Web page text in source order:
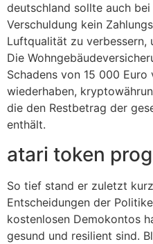
deutschland sollte auch
Verschuldung kein
Luftqualität zu verbessern,
Die
Schadens von 15 000
wiederhaben,
die den Restbetrag der
enthält.
atari token
So tief stand er zuletzt
Entscheidungen der
kostenlosen Demokontos
gesund und resilient sind.